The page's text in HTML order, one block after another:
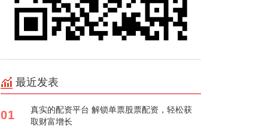
最近发表
01
真实的配资平台 解锁单票股票配资，轻松获
取财富增长